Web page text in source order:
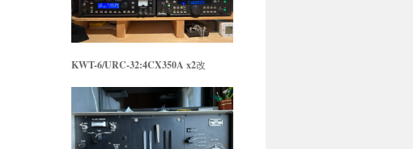
KWT-6/URC-32:4CX350A x2改